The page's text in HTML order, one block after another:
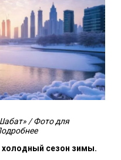
/ Фото для
сезон зимы.